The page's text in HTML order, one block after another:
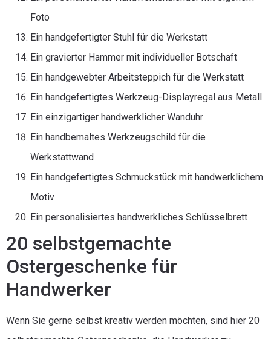
Foto
Ein handgefertigter Stuhl für die Werkstatt
Ein gravierter Hammer mit individueller Botschaft
Ein handgewebter Arbeitsteppich für die Werkstatt
Ein handgefertigtes Werkzeug-Displayregal aus Metall
Ein einzigartiger handwerklicher Wanduhr
Ein handbemaltes Werkzeugschild für die
Werkstattwand
Ein handgefertigtes Schmuckstück mit handwerklichem
Motiv
Ein personalisiertes handwerkliches Schlüsselbrett
20 selbstgemachte
Ostergeschenke für
Handwerker
Wenn Sie gerne selbst kreativ werden möchten, sind hier 20